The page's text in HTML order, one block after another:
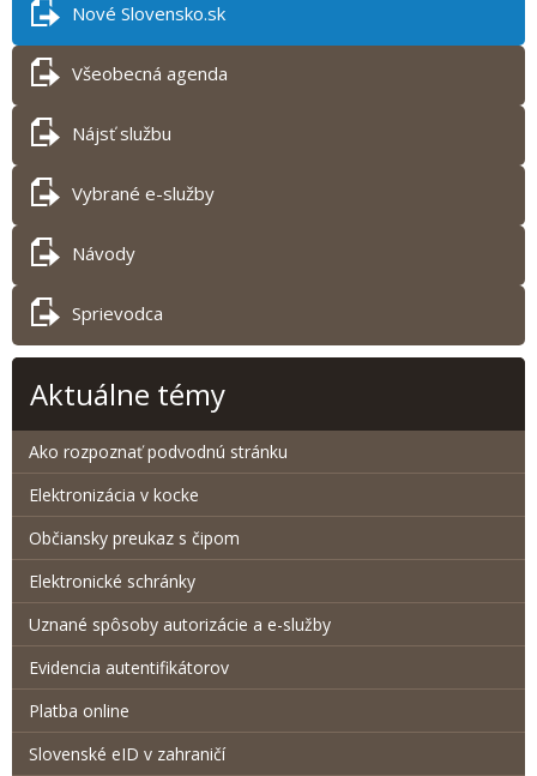
Nové Slovensko.sk
Všeobecná agenda
Nájsť službu
Vybrané e-služby
Návody
Sprievodca
Aktuálne témy
Ako rozpoznať podvodnú stránku
Elektronizácia v kocke
Občiansky preukaz s čipom
Elektronické schránky
Uznané spôsoby autorizácie a e-služby
Evidencia autentifikátorov
Platba online
Slovenské eID v zahraničí